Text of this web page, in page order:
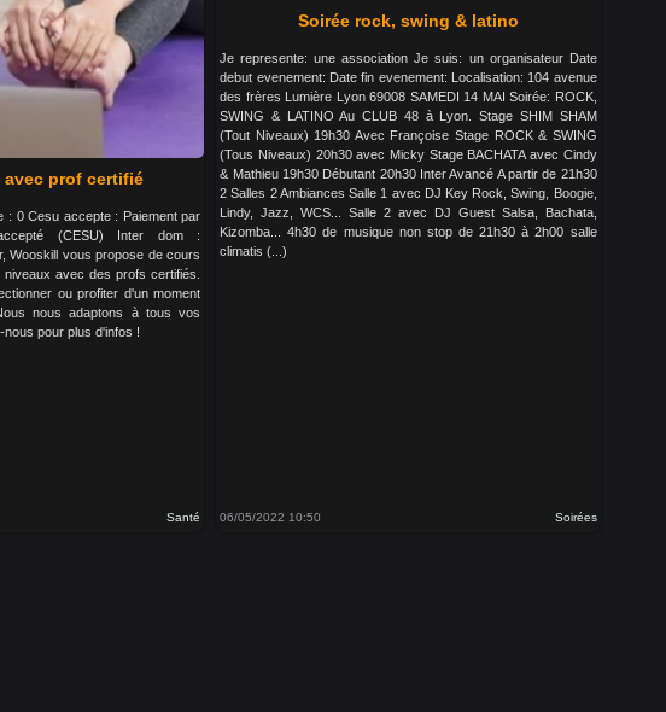
avec prof certifié
: 0 Cesu accepte : Paiement par
(CESU) Inter dom :
Wooskill vous propose de cours
avec des profs certifiés.
ou profiter d'un moment
nous adaptons à tous vos
pour plus d'infos !
Santé
Soirée rock, swing & latino
Je represente: une association Je suis: un organisateur Date
debut evenement: Date fin evenement: Localisation: 104 avenue
des frères Lumière Lyon 69008 SAMEDI 14 MAI Soirée: ROCK,
SWING & LATINO Au CLUB 48 à Lyon. Stage SHIM SHAM
(Tout Niveaux) 19h30 Avec Françoise Stage ROCK & SWING
(Tous Niveaux) 20h30 avec Micky Stage BACHATA avec Cindy
& Mathieu 19h30 Débutant 20h30 Inter Avancé A partir de 21h30
2 Salles 2 Ambiances Salle 1 avec DJ Key Rock, Swing, Boogie,
Lindy, Jazz, WCS... Salle 2 avec DJ Guest Salsa, Bachata,
Kizomba... 4h30 de musique non stop de 21h30 à 2h00 salle
climatis (...)
06/05/2022 10:50 Soirées